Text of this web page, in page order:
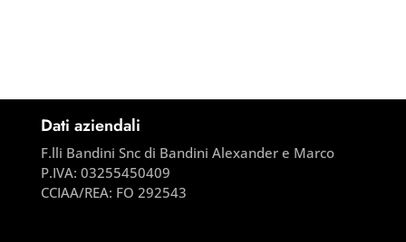
Dati aziendali
F.lli Bandini Snc di Bandini Alexander e Marco
P.IVA: 03255450409
CCIAA/REA: FO 292543